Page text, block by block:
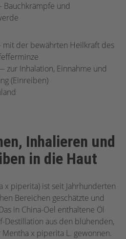
und
der bewährten Heilkraft des
zur Inhalation, Einnahme und
(Einreiben)
Inhalieren und
in die Haut
x piperita) ist seit Jahrhunderten
Bereichen geschätzte und
in China-Oel enthaltene Öl
Destillation aus den blühenden,
x piperita L. gewonnen.